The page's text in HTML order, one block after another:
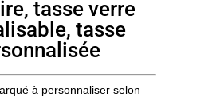
tasse verre
tasse
à personnaliser selon